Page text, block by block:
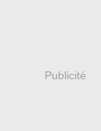
Publicité